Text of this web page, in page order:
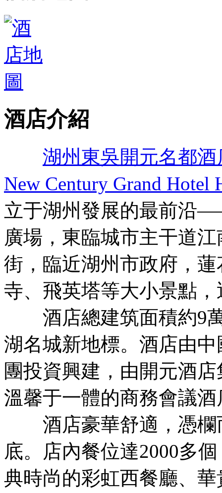
酒店介紹
湖州東吳開元名都酒
New Century Grand Hotel
立于湖州發展的最前沿
廣場，東臨城市主干道
街，臨近湖州市政府，
寺、飛英塔等大小景點
酒店總建筑面積約9萬
湖名城新地標。酒店由
團投資興建，由開元酒
溫馨于一體的商務會議酒
酒店豪華舒適，憑欄
底。店內餐位達2000多
典時尚的彩虹西餐廳、